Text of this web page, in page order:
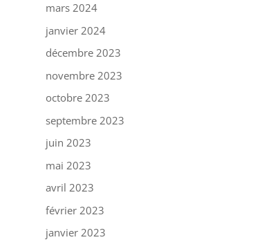
mars 2024
janvier 2024
décembre 2023
novembre 2023
octobre 2023
septembre 2023
juin 2023
mai 2023
avril 2023
février 2023
janvier 2023